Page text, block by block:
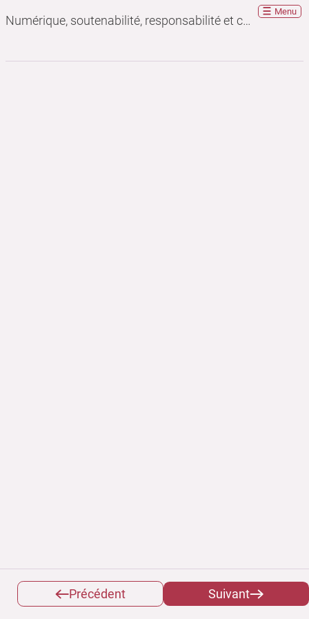
Numérique, soutenabilité, responsabilité et convivialité : que peuvent apporter les communs ?
Menu
Précédent Suivant